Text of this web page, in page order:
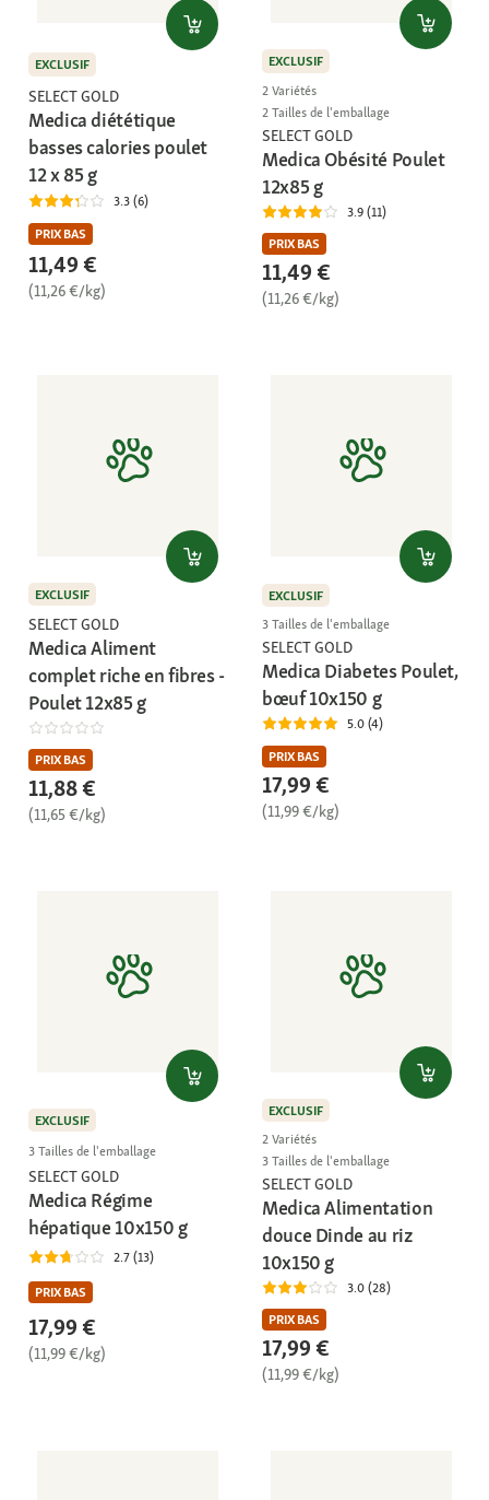
EXCLUSIF
SELECT GOLD
Medica diététique
basses calories poulet
12 x 85 g
3.3 (6)
PRIX BAS
11,49 €
(11,26 €/kg)
EXCLUSIF
2 Variétés
2 Tailles de l'emballage
SELECT GOLD
Medica Obésité Poulet
12x85 g
3.9 (11)
PRIX BAS
11,49 €
(11,26 €/kg)
EXCLUSIF
SELECT GOLD
Medica Aliment
complet riche en fibres -
Poulet 12x85 g
PRIX BAS
11,88 €
(11,65 €/kg)
EXCLUSIF
3 Tailles de l'emballage
SELECT GOLD
Medica Diabetes Poulet,
bœuf 10x150 g
5.0 (4)
PRIX BAS
17,99 €
(11,99 €/kg)
EXCLUSIF
3 Tailles de l'emballage
SELECT GOLD
Medica Régime
hépatique 10x150 g
2.7 (13)
PRIX BAS
17,99 €
(11,99 €/kg)
EXCLUSIF
2 Variétés
3 Tailles de l'emballage
SELECT GOLD
Medica Alimentation
douce Dinde au riz
10x150 g
3.0 (28)
PRIX BAS
17,99 €
(11,99 €/kg)